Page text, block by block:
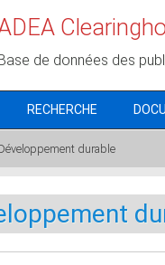
de données des
RECHERCHE
durable